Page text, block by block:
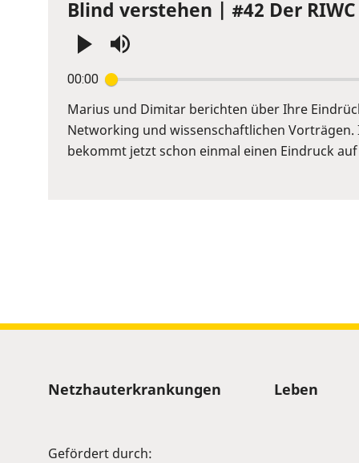
Blind verstehen | #42 Der
00:00
Enter
or
Space
to
Marius und Dimitar berichten über Ihre
Networking und wissenschaftlichen
bekommt jetzt schon einmal einen Eindruck
Sitemap
Netzhauterkrankungen Leben
Gefördert durch: